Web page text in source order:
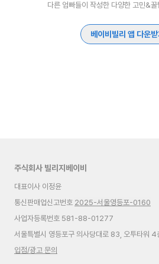
다른 엄빠들이 작성한 다양한 고민&
베이비빌리 앱 다운받
주식회사 빌리지베이비
대표이사 이정윤
통신판매업신고번호 2025-서울영등포-0160
사업자등록번호 581-88-01277
서울특별시 영등포구 의사당대로 83, 오투타워 4
입점/광고 문의